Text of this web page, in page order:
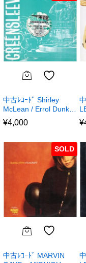
中古ﾚｺｰﾄﾞ Shirley
McLean / Errol Dunk…
¥4,000 ¥
SOLD
中古ﾚｺｰﾄﾞ MARVIN